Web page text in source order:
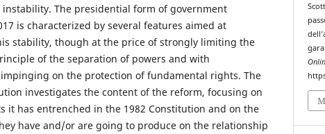
The presidential form of government
is characterized by several features aimed at
stability, though at the price of strongly limiting the
of the separation of powers and with
on the protection of fundamental rights. The
investigates the content of the reform, focusing on
it has entrenched in the 1982 Constitution and on the
have and/or are going to produce on the relationship